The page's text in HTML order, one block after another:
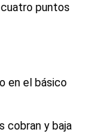
puntos
en el básico
cobran y baja